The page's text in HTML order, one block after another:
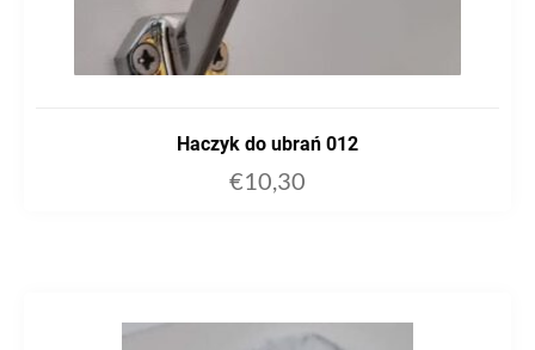
Haczyk do ubrań 012
€10,30